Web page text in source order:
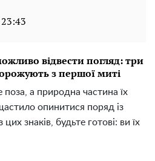
відвести погляд: три
з першої миті
поза, а природна частина їх
опинитися поряд із
знаків, будьте готові: ви їх